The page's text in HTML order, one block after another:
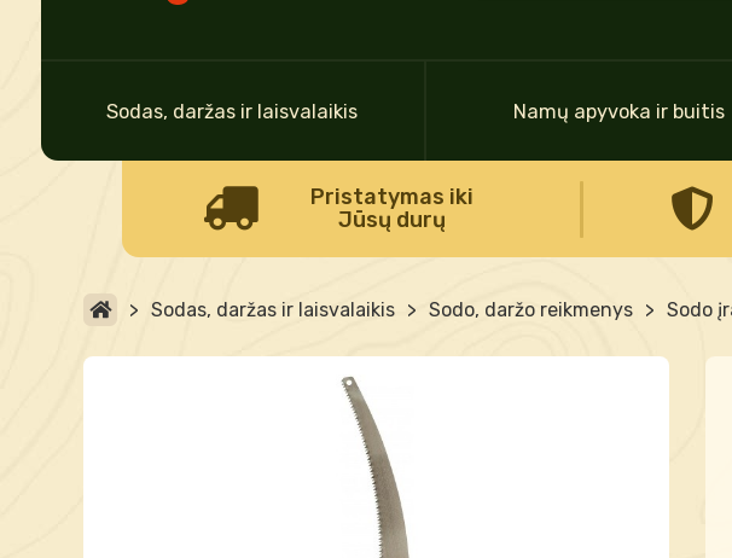
Sodas, daržas ir laisvalaikis Namų apyvoka ir buitis
Pristatymas iki
Jūsų durų
> Sodas, daržas ir laisvalaikis > Sodo, daržo reikmenys > Sodo